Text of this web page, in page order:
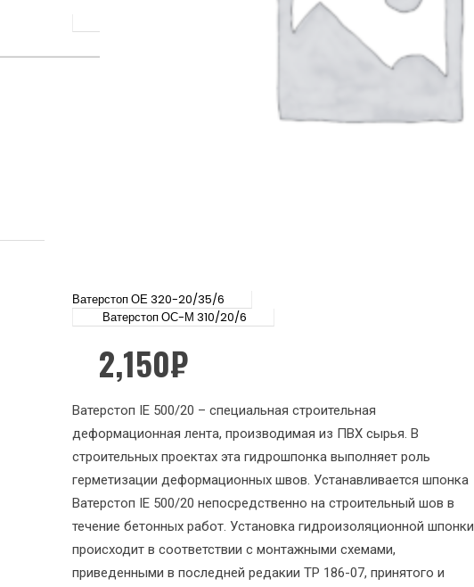
Ватерстоп ОЕ 320-20/35/6
Ватерстоп ОС-М 310/20/6
2,150₽
Ватерстоп IE 500/20 – специальная строительная
деформационная лента, производимая из ПВХ сырья. В
строительных проектах эта гидрошпонка выполняет роль
герметизации деформационных швов. Устанавливается шпонка
Ватерстоп IE 500/20 непосредственно на строительный шов в
течение бетонных работ. Установка гидроизоляционной шпонки
происходит в соответствии с монтажными схемами,
приведенными в последней редакии ТР 186-07, принятого и